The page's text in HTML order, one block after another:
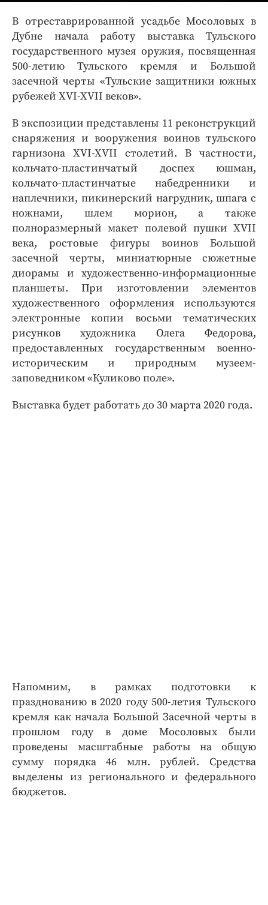
В отреставрированной усадьбе Мосоловых в
Дубне начала работу выставка Тульского
государственного музея оружия, посвященная
500-летию Тульского кремля и Большой
засечной черты «Тульские защитники южных
рубежей XVI-XVII веков».
В экспозиции представлены 11 реконструкций
снаряжения и вооружения воинов тульского
гарнизона XVI-XVII столетий. В частности,
кольчато-пластинчатый доспех юшман,
кольчато-пластинчатые набедренники и
наплечники, пикинерский нагрудник, шпага с
ножнами, шлем морион, а также
полноразмерный макет полевой пушки XVII
века, ростовые фигуры воинов Большой
засечной черты, миниатюрные сюжетные
диорамы и художественно-информационные
планшеты. При изготовлении элементов
художественного оформления используются
электронные копии восьми тематических
рисунков художника Олега Федорова,
предоставленных государственным военно-
историческим и природным музеем-
заповедником «Куликово поле».
Выставка будет работать до 30 марта 2020 года.
Напомним, в рамках подготовки к
празднованию в 2020 году 500-летия Тульского
кремля как начала Большой Засечной черты в
прошлом году в доме Мосоловых были
проведены масштабные работы на общую
сумму порядка 46 млн. рублей. Средства
выделены из регионального и федерального
бюджетов.